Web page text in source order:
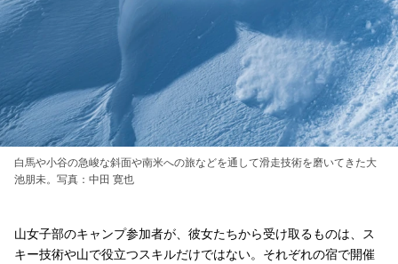
白馬や小谷の急峻な斜面や南米への旅などを通して滑走技術を磨いてきた大
池朋未。写真：中田 寛也
山女子部のキャンプ参加者が、彼女たちから受け取るものは、ス
キー技術や山で役立つスキルだけではない。それぞれの宿で開催